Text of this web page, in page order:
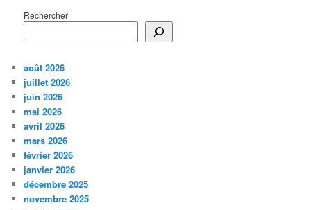
Rechercher
août 2026
juillet 2026
juin 2026
mai 2026
avril 2026
mars 2026
février 2026
janvier 2026
décembre 2025
novembre 2025